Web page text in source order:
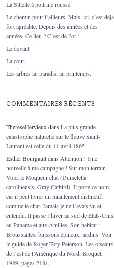
La Sittelle à poitrine rousse.
Le chemin pour l’ailleurs. Mais, ici, c’est déjà
fort agréable. Depuis des années et des
années. Ce lieu ? C’est de l’or !
Le devant.
La cour.
Les arbres au paradis, au printemps.
COMMENTAIRES RÉCENTS
ThereseHervieux dans La plus grande
catastrophe naturelle sur le fleuve Saint-
Laurent est celle du 11 avril 1865
Esther Bourgaultdans Attention ! Une
nouvelle à ma campagne ! Sur mon terrain.
Voici le Moqueur chat (Dumetella
carolinensis, Gray Catbird). Il porte ce nom,
car il peut livrer un miaulement distinctif,
comme le chat. Jamais je ne l’avais vu et
entendu. Il passe l’hiver au sud de États-Unis,
au Panama et aux Antilles. Son habitat :
Broussailles, buissons épineux, jardins. Voir
le guide de Roger Tory Peterson, Les oiseaux
de l’est de l’Amérique du Nord, Broquet,
1989, pages 218s.